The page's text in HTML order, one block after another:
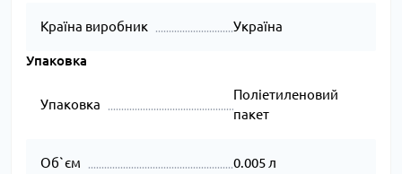
Країна виробник Україна
Упаковка
Упаковка
Поліетиленовий
пакет
Об`єм 0.005 л